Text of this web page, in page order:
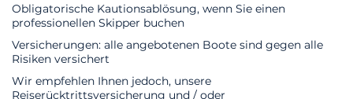
Obligatorische Kautionsablösung, wenn Sie einen
professionellen Skipper buchen
Versicherungen: alle angebotenen Boote sind gegen alle
Risiken versichert
Wir empfehlen Ihnen jedoch, unsere
Reiserücktrittsversicherung und / oder